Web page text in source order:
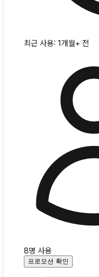
최근 사용: 1개월+ 전
8명 사용
프로모션 확인